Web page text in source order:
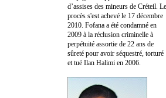
d’assises des mineurs de Créteil. Le
procès s'est achevé le 17 décembre
2010. Fofana a été condamné en
2009 à la réclusion criminelle à
perpétuité assortie de 22 ans de
sûreté pour avoir séquestré, torturé
et tué Ilan Halimi en 2006.